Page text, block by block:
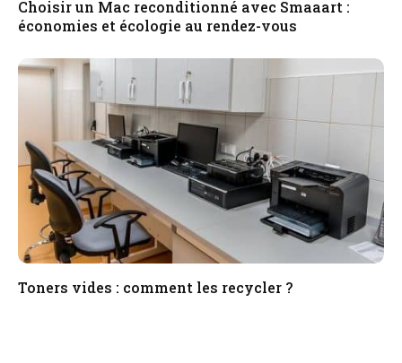
Choisir un Mac reconditionné avec Smaaart :
économies et écologie au rendez-vous
Toners vides : comment les recycler ?